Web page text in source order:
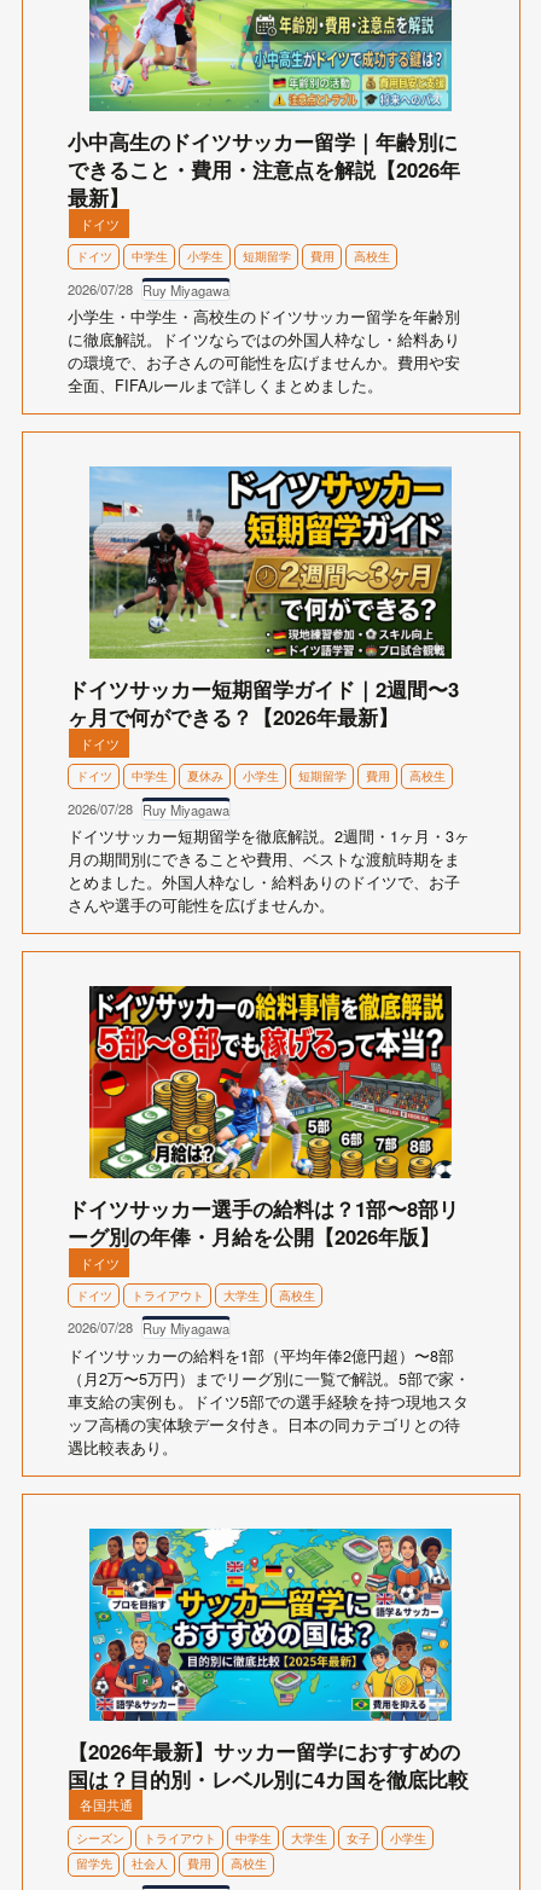
小中高生のドイツサッカー留学｜年齢別に
できること・費用・注意点を解説【2026年
最新】
ドイツ
ドイツ 中学生 小学生 短期留学 費用 高校生
2026/07/28 Ruy Miyagawa
小学生・中学生・高校生のドイツサッカー留学を年齢別
に徹底解説。ドイツならではの外国人枠なし・給料あり
の環境で、お子さんの可能性を広げませんか。費用や安
全面、FIFAルールまで詳しくまとめました。
ドイツサッカー短期留学ガイド｜2週間〜3
ヶ月で何ができる？【2026年最新】
ドイツ
ドイツ 中学生 夏休み 小学生 短期留学 費用 高校生
2026/07/28 Ruy Miyagawa
ドイツサッカー短期留学を徹底解説。2週間・1ヶ月・3ヶ
月の期間別にできることや費用、ベストな渡航時期をま
とめました。外国人枠なし・給料ありのドイツで、お子
さんや選手の可能性を広げませんか。
ドイツサッカー選手の給料は？1部〜8部リ
ーグ別の年俸・月給を公開【2026年版】
ドイツ
ドイツ トライアウト 大学生 高校生
2026/07/28 Ruy Miyagawa
ドイツサッカーの給料を1部（平均年俸2億円超）〜8部
（月2万〜5万円）までリーグ別に一覧で解説。5部で家・
車支給の実例も。ドイツ5部での選手経験を持つ現地スタ
ッフ高橋の実体験データ付き。日本の同カテゴリとの待
遇比較表あり。
【2026年最新】サッカー留学におすすめの
国は？目的別・レベル別に4カ国を徹底比較
各国共通
シーズン トライアウト 中学生 大学生 女子
小学生
留学先
社会人 費用 高校生